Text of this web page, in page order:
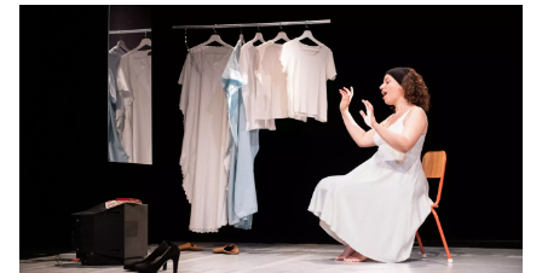
Place Gilson, 3
1170 Watermael-Boitsfort
02 663 85 50
Journal Vénerie
- version papier
Newsletter